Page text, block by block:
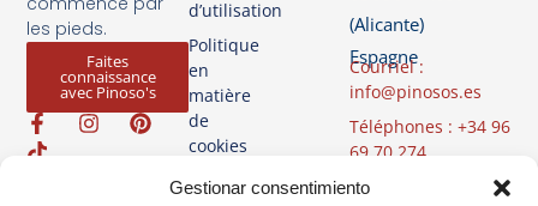
Gestionar consentimiento
les pieds.
Faites
connaissance
avec Pinoso's
d’utilisation
Politique
en
matière
de
cookies
Politique de
(Alicante)
Espagne
Courriel :
info@pinosos.es
Téléphones : +34 96
69 70 274
+34 670 387 812